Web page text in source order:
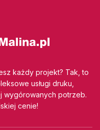
każdy projekt? Tak, to
usługi druku,
wygórowanych potrzeb.
cenie!